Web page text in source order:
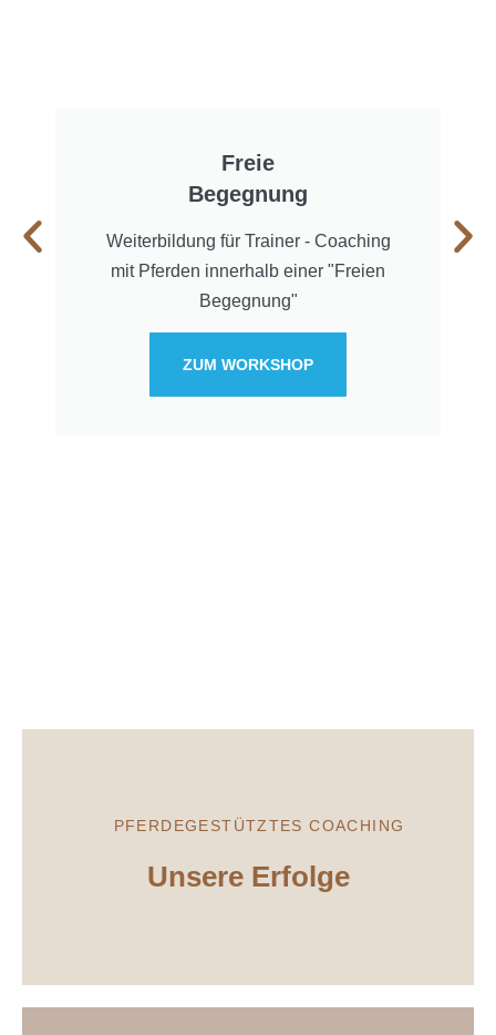
Freie
Begegnung
Weiterbildung für Trainer - Coaching
mit Pferden innerhalb einer "Freien
Begegnung"
ZUM WORKSHOP
PFERDEGESTÜTZTES COACHING
Unsere Erfolge